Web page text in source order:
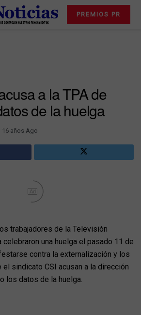
PREMIOS PR
a la TPA de
de la huelga
16 años Ago
Ad
trabajadores de la Televisión
celebraron una huelga el pasado 11 de
contra la externalización y los
sindicato CSI acusan a la dirección
los datos de la huelga.